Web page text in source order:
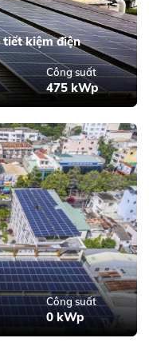
kiệm điện
Công suất
475 kWp
Công suất
0 kWp